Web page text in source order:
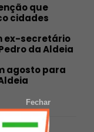
que
cidades
ex-secretário
da Aldeia
agosto para
Fechar